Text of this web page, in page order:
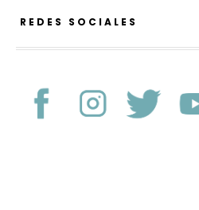
REDES SOCIALES